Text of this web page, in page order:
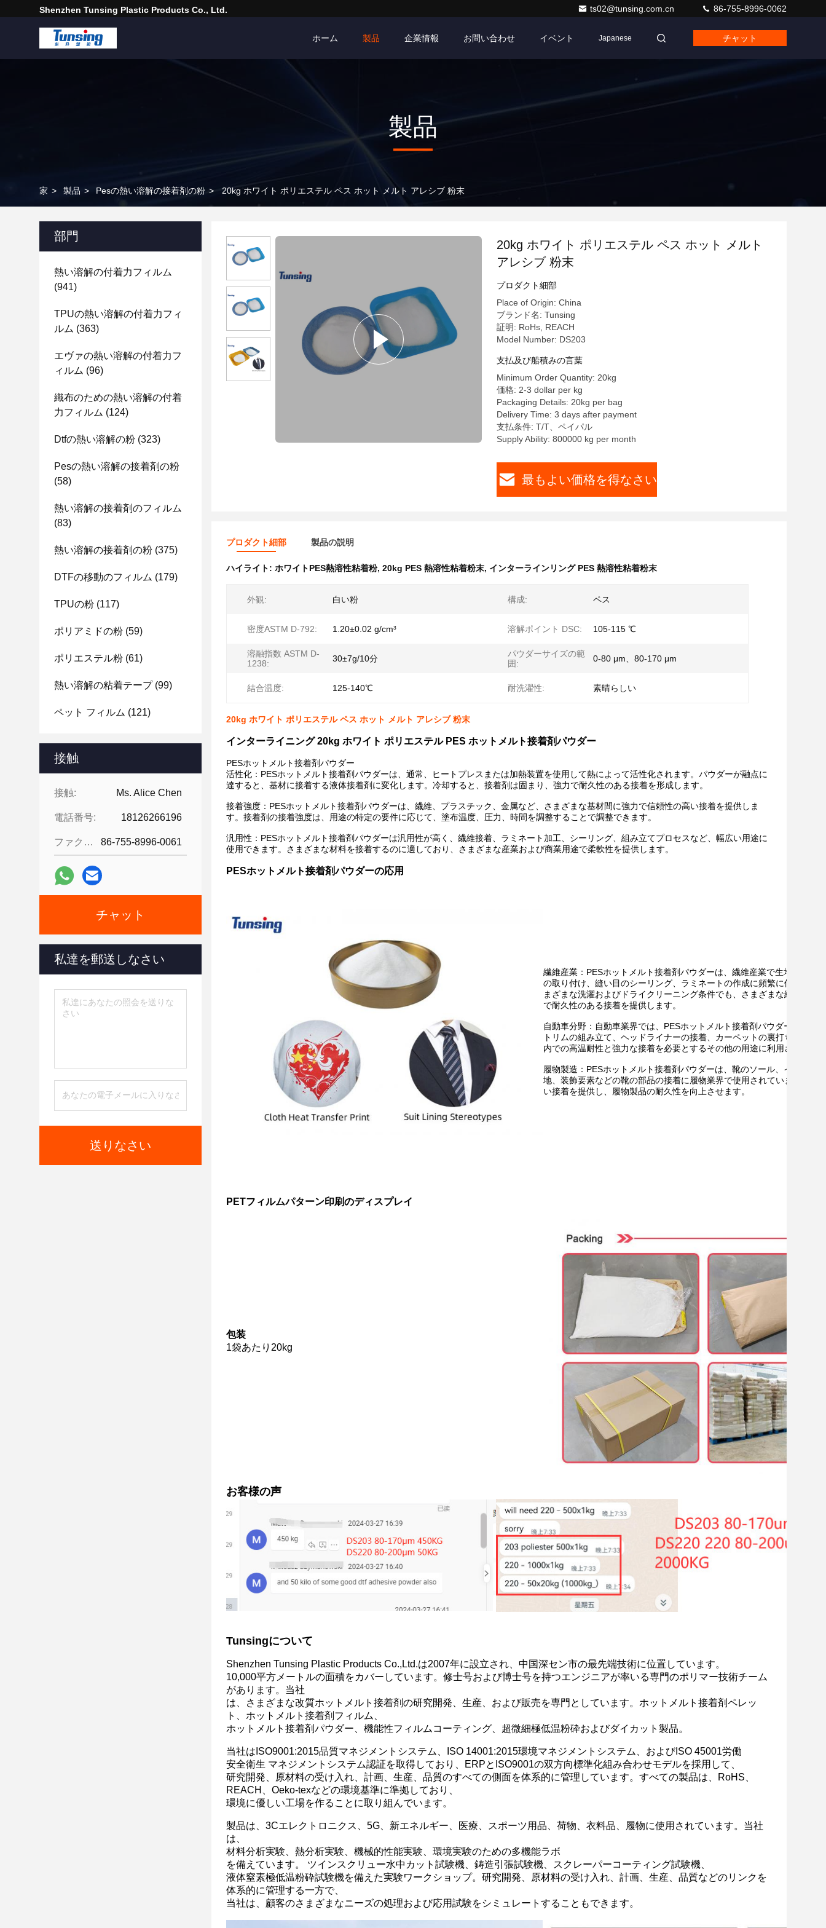
Shenzhen Tunsing Plastic Products Co., Ltd. ts02@tunsing.com.cn 86-755-8996-0062
ホーム 製品 企業情報 お問い合わせ イベント Japanese チャット
製品
家 > 製品 > Pesの熱い溶解の接着剤の粉 > 20kg ホワイト ポリエステル ペス ホット メルト アレシブ 粉末
部門
熱い溶解の付着力フィルム
(941)
TPUの熱い溶解の付着力フィ
ルム (363)
エヴァの熱い溶解の付着力フ
ィルム (96)
織布のための熱い溶解の付着
力フィルム (124)
Dtfの熱い溶解の粉 (323)
Pesの熱い溶解の接着剤の粉
(58)
熱い溶解の接着剤のフィルム
(83)
熱い溶解の接着剤の粉 (375)
DTFの移動のフィルム (179)
TPUの粉 (117)
ポリアミドの粉 (59)
ポリエステル粉 (61)
熱い溶解の粘着テープ(99)
ペット フィルム (121)
接触
接触: Ms. Alice Chen
電話番号: 18126266196
ファクシミリ: 86-755-8996-0061
チャット
私達を郵送しなさい
送りなさい
20kg ホワイト ポリエステル ペス ホット メルト
アレシブ 粉末
プロダクト細部
Place of Origin: China
ブランド名: Tunsing
証明: RoHs, REACH
Model Number: DS203
支払及び船積みの言葉
Minimum Order Quantity: 20kg
価格: 2-3 dollar per kg
Packaging Details: 20kg per bag
Delivery Time: 3 days after payment
支払条件: T/T、ペイパル
Supply Ability: 800000 kg per month
最もよい価格を得なさい
プロダクト細部 製品の説明
ハイライト: ホワイトPES熱溶性粘着粉, 20kg PES 熱溶性粘着粉末, インターラインリング PES 熱溶性粘着粉末
外観: 白い粉 構成: ペス
密度ASTM D-792: 1.20±0.02 g/cm³ 溶解ポイント DSC: 105-115 ℃
溶融指数 ASTM D-
1238:
30±7g/10分
パウダーサイズの範
囲:
0-80 μm、80-170 μm
結合温度: 125-140℃ 耐洗濯性: 素晴らしい
20kg ホワイト ポリエステル ペス ホット メルト アレシブ 粉末
インターライニング 20kg ホワイト ポリエステル PES ホットメルト接着剤パウダー
PESホットメルト接着剤パウダー
活性化：PESホットメルト接着剤パウダーは、通常、ヒートプレスまたは加熱装置を使用して熱によって活性化されます。パウダーが融点に
達すると、基材に接着する液体接着剤に変化します。冷却すると、接着剤は固まり、強力で耐久性のある接着を形成します。
接着強度：PESホットメルト接着剤パウダーは、繊維、プラスチック、金属など、さまざまな基材間に強力で信頼性の高い接着を提供しま
す。接着剤の接着強度は、用途の特定の要件に応じて、塗布温度、圧力、時間を調整することで調整できます。
汎用性：PESホットメルト接着剤パウダーは汎用性が高く、繊維接着、ラミネート加工、シーリング、組み立てプロセスなど、幅広い用途に
使用できます。さまざまな材料を接着するのに適しており、さまざまな産業および商業用途で柔軟性を提供します。
PESホットメルト接着剤パウダーの応用
繊維産業：PESホットメルト接着剤パウダーは、繊維産業で生地の接着
の取り付け、縫い目のシーリング、ラミネートの作成に頻繁に使用され
まざまな洗濯およびドライクリーニング条件でも、さまざまな繊維材料
で耐久性のある接着を提供します。
自動車分野：自動車業界では、PESホットメルト接着剤パウダーが、イ
トリムの組み立て、ヘッドライナーの接着、カーペットの裏打ち接着、
内での高温耐性と強力な接着を必要とするその他の用途に利用されてい
履物製造：PESホットメルト接着剤パウダーは、靴のソール、インソー
地、装飾要素などの靴の部品の接着に履物業界で使用されています。信
い接着を提供し、履物製品の耐久性を向上させます。
PETフィルムパターン印刷のディスプレイ
包装
1袋あたり20kg
お客様の声
Tunsingについて
Shenzhen Tunsing Plastic Products Co.,Ltd.は2007年に設立され、中国深セン市の最先端技術に位置しています。
10,000平方メートルの面積をカバーしています。 修士号および博士号を持つエンジニアが率いる専門のポリマー技術チーム
があります。当社
は、さまざまな改質ホットメルト接着剤の研究開発、 生産、および販売を専門としています。 ホットメルト接着剤ペレッ
ト、ホットメルト接着剤フィルム、
ホットメルト接着剤パウダー、機能性フィルムコーティング、 超微細極低温粉砕およびダイカット製品。
当社はISO9001:2015品質マネジメントシステム、ISO 14001:2015環境マネジメントシステム、およびISO 45001労働
安全衛生 マネジメントシステム認証を取得しており、ERPとISO9001の双方向標準化組み合わせモデルを採用して、
研究開発、原材料の受け入れ、 計画、生産、品質のすべての側面を体系的に管理しています。すべての製品は、RoHS、
REACH、Oeko-texなどの環境基準に準拠しており、
環境に優しい工場を作ることに取り組んでいます。
製品は、3Cエレクトロニクス、5G、新エネルギー、医療、スポーツ用品、荷物、衣料品、履物に使用されています。当社
は、
材料分析実験、熱分析実験、機械的性能実験、環境実験のための多機能ラボ
を備えています。
ツインスクリュー水中カット試験機、鋳造引張試験機、スクレーパーコーティング試験機、
液体窒素極低温粉砕試験機を備えた実験ワークショップ。 研究開発、原材料の受け入れ、計画、生産、品質などのリンクを
体系的に管理する一方で、
当社は、顧客のさまざまなニーズの処理および応用試験をシミュレートすることもできます。